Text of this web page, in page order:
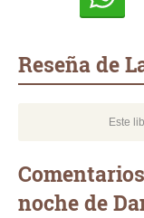
Reseña de
Este
noche de